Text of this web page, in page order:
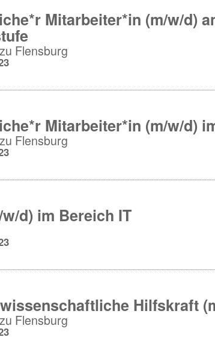
Mitarbeiter*in (m/w/d)
Flensburg
Mitarbeiter*in (m/w/d)
Flensburg
d) im Bereich IT
Hilfskraft
Flensburg